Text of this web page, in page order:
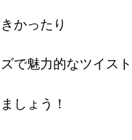
かったり
で魅力的なツイス
しょう！